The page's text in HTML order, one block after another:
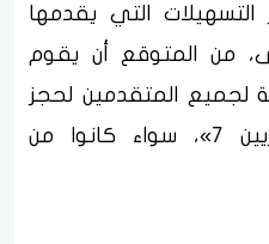
التسهيلات التي يقدمها
من المتوقع أن يقوم
لجميع المتقدمين لحجز
شقق «سكن لكل المصريين 7»، سواء كانوا من